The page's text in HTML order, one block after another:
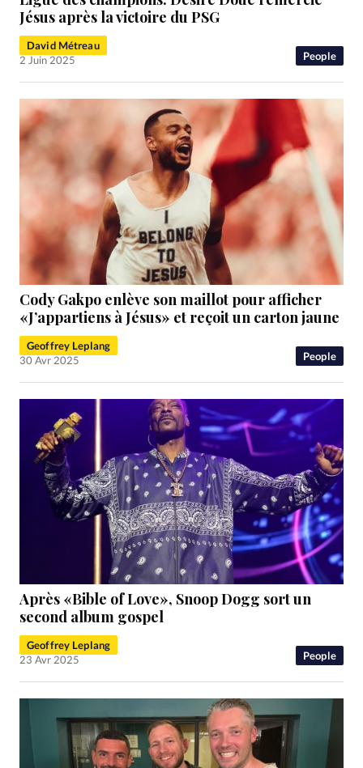
People
Jésus après la victoire du PSG
David Métreau
2 Juin 2025
People
Cody Gakpo enlève son maillot pour afficher
«J’appartiens à Jésus» et reçoit un carton jaune
Geoffrey Leplang
30 Avr 2025
People
Après «Bible of Love», Snoop Dogg sort un
second album gospel
Geoffrey Leplang
23 Avr 2025